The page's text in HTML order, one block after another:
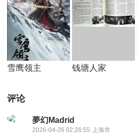
雪鹰领主 钱塘人家
评论
夢幻Madrid
2026-04-26 02:26:55·上海市